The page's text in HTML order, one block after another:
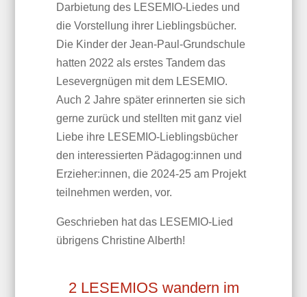
Darbietung des LESEMIO-Liedes und
die Vorstellung ihrer Lieblingsbücher.
Die Kinder der Jean-Paul-Grundschule
hatten 2022 als erstes Tandem das
Lesevergnügen mit dem LESEMIO.
Auch 2 Jahre später erinnerten sie sich
gerne zurück und stellten mit ganz viel
Liebe ihre LESEMIO-Lieblingsbücher
den interessierten Pädagog:innen und
Erzieher:innen, die 2024-25 am Projekt
teilnehmen werden, vor.
Geschrieben hat das LESEMIO-Lied
übrigens Christine Alberth!
2 LESEMIOS wandern im